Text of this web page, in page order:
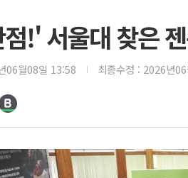
!' 서울대 찾은
06월08일 13:58 최종수정 : 2026년